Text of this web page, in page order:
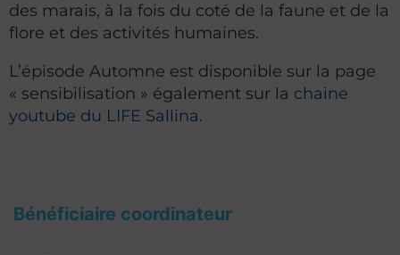
des marais, à la fois du coté de la faune et de la
flore et des activités humaines.
L’épisode Automne est disponible sur la page
« sensibilisation » également sur la chaine
youtube du LIFE Sallina.
Bénéficiaire coordinateur